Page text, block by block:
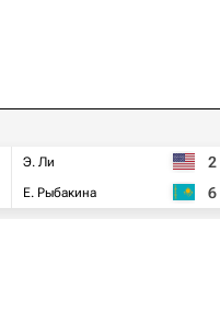
Э. Ли
Е. Рыбакина
2
6